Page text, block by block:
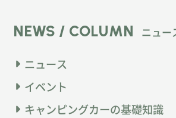
NEWS / COLUMN ニュー
ニュース
イベント
キャンピングカーの基礎知識